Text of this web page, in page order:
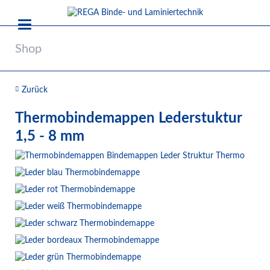
Shop
Zurück
Thermobindemappen Lederstuktur
1,5 - 8 mm